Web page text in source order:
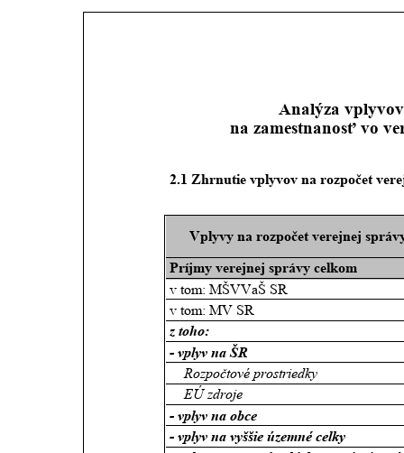
Analýza
na zamestnanosť vo
2.1 Zhrnutie vplyvov na rozpočet
Vplyvy na rozpočet verejnej
Príjmy verejnej správy celkom
v tom: MŠVVaŠ SR
v tom: MV SR
z toho:
- vplyv na ŠR
Rozpočtové prostriedky
EÚ zdroje
- vplyv na obce
- vplyv na vyššie územné celky